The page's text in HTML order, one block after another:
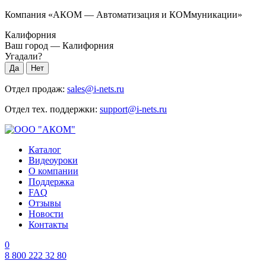
Компания «АКОМ — Автоматизация и КОМмуникации»
Калифорния
Ваш город — Калифорния
Угадали?
Отдел продаж: sales@i-nets.ru
Отдел тех. поддержки: support@i-nets.ru
Каталог
Видеоуроки
О компании
Поддержка
FAQ
Отзывы
Новости
Контакты
0
8 800 222 32 80